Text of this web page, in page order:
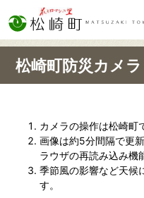
松崎町防災カメラ
カメラの操作は松崎町
画像は約5分間隔で更
ラウザの再読み込み機
季節風の影響など天候
す。